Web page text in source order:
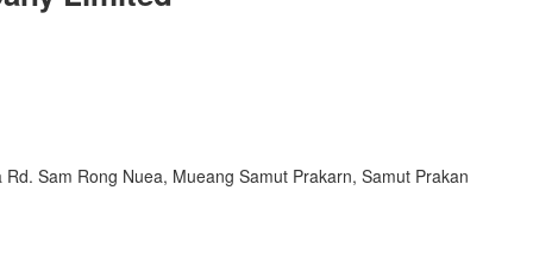
Sam Rong Nuea, Mueang Samut Prakarn, Samut Prakan